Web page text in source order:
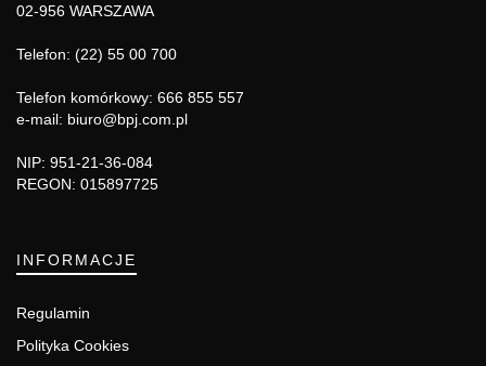
02-956 WARSZAWA
Telefon: (22) 55 00 700
Telefon komórkowy: 666 855 557
e-mail: biuro@bpj.com.pl
NIP: 951-21-36-084
REGON: 015897725
INFORMACJE
Regulamin
Polityka Cookies